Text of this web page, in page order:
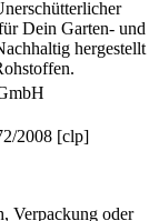
Dein Garten- und
hergestellt
2008 [clp]
Verpackung oder